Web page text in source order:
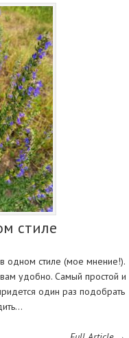
стиле
одном стиле (мое мнение!).
удобно. Самый простой и
один раз подобрать